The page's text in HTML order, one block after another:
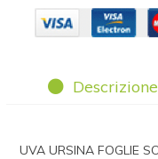
Descrizione
UVA URSINA FOGLIE